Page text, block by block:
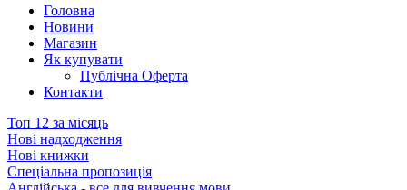
Головна
Новини
Магазин
Як купувати
Публічна Оферта
Контакти
Топ 12 за місяць
Нові надходження
Нові книжки
Спеціальна пропозиція